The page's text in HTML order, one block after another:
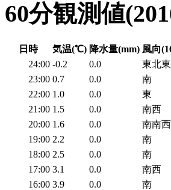
60分観測値
日時 気温(℃) 降水量(mm) 風向
24:00 -0.2 0.0 東北東
23:00 0.7 0.0 南
22:00 1.0 0.0 東
21:00 1.5 0.0 南西
20:00 1.6 0.0 南南西
19:00 2.2 0.0 南
18:00 2.5 0.0 南
17:00 3.1 0.0 南西
16:00 3.9 0.0 南